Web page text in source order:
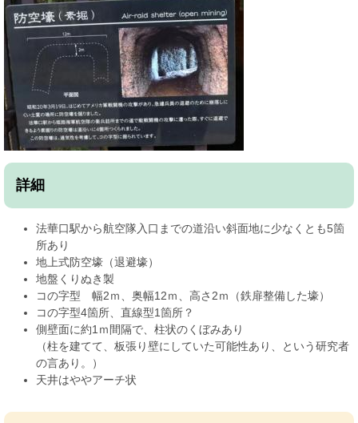
詳細
法華口駅から航空隊入口までの道沿い斜面地に少なくとも5箇
所あり
地上式防空壕（退避壕）
地盤くりぬき製
コの字型 幅2ｍ、奥幅12ｍ、高さ2ｍ（鉄扉整備した壕）
コの字型4箇所、直線型1箇所？
側壁面に約1ｍ間隔で、柱状のくぼみあり
（柱を建てて、板張り壁にしていた可能性あり、という研究者
の言あり。）
天井はややアーチ状​